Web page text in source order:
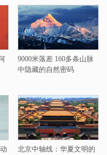
9000米落差 160多条山脉
中隐藏的自然密码
北京中轴线：华夏文明的